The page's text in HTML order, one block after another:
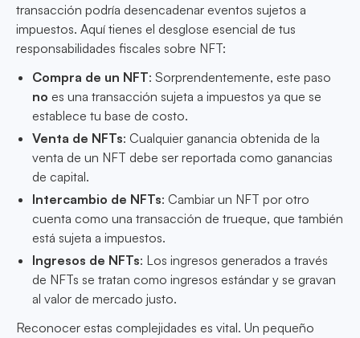
transacción podría desencadenar eventos sujetos a
impuestos. Aquí tienes el desglose esencial de tus
responsabilidades fiscales sobre NFT:
Compra de un NFT: Sorprendentemente, este paso
no es una transacción sujeta a impuestos ya que se
establece tu base de costo.
Venta de NFTs: Cualquier ganancia obtenida de la
venta de un NFT debe ser reportada como ganancias
de capital.
Intercambio de NFTs: Cambiar un NFT por otro
cuenta como una transacción de trueque, que también
está sujeta a impuestos.
Ingresos de NFTs: Los ingresos generados a través
de NFTs se tratan como ingresos estándar y se gravan
al valor de mercado justo.
Reconocer estas complejidades es vital. Un pequeño